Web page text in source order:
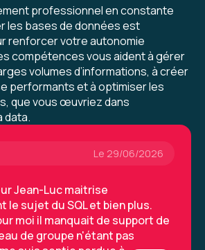
professionnel en constante
les bases de données est
renforcer votre autonomie
compétences vous aident à gérer
volumes d’informations, à créer
performants et à optimiser les
que vous œuvriez dans
data.
5
formation correspond à mes
sont clairs, le formateur
précises et s'attarde
complexes ou
et s'assure que tous les
avant de passer à la suite.
très bien et permettent de
les notions présentées
Le 29/06/2026
Jean-Luc maitrise
le sujet du SQL et bien plus.
moi il manquait de support de
de groupe n'étant pas